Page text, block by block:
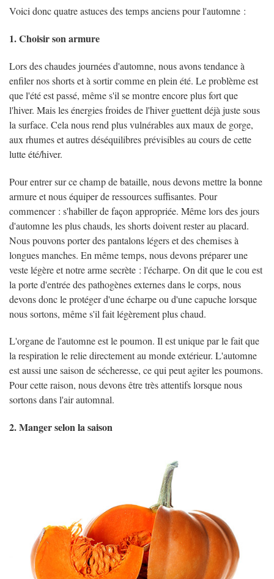
Voici donc quatre astuces des temps anciens pour l'automne :
1. Choisir son armure
Lors des chaudes journées d'automne, nous avons tendance à
enfiler nos shorts et à sortir comme en plein été. Le problème est
que l'été est passé, même s'il se montre encore plus fort que
l'hiver. Mais les énergies froides de l'hiver guettent déjà juste sous
la surface. Cela nous rend plus vulnérables aux maux de gorge,
aux rhumes et autres déséquilibres prévisibles au cours de cette
lutte été/hiver.
Pour entrer sur ce champ de bataille, nous devons mettre la bonne
armure et nous équiper de ressources suffisantes. Pour
commencer : s'habiller de façon appropriée. Même lors des jours
d'automne les plus chauds, les shorts doivent rester au placard.
Nous pouvons porter des pantalons légers et des chemises à
longues manches. En même temps, nous devons préparer une
veste légère et notre arme secrète : l'écharpe. On dit que le cou est
la porte d'entrée des pathogènes externes dans le corps, nous
devons donc le protéger d'une écharpe ou d'une capuche lorsque
nous sortons, même s'il fait légèrement plus chaud.
L'organe de l'automne est le poumon. Il est unique par le fait que
la respiration le relie directement au monde extérieur. L'automne
est aussi une saison de sécheresse, ce qui peut agiter les poumons.
Pour cette raison, nous devons être très attentifs lorsque nous
sortons dans l'air automnal.
2. Manger selon la saison